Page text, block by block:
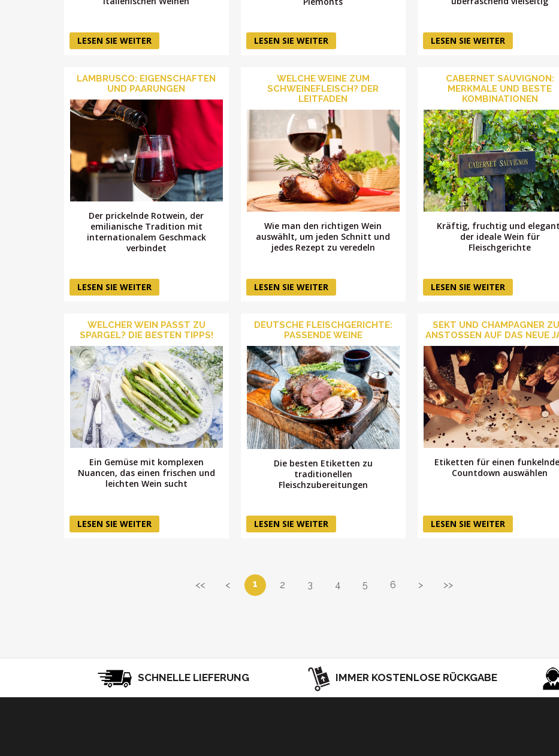
LESEN SIE WEITER LESEN SIE WEITER LESEN SIE WEITER
LAMBRUSCO: EIGENSCHAFTEN
UND PAARUNGEN
Der prickelnde Rotwein, der
emilianische Tradition mit
internationalem Geschmack
verbindet
LESEN SIE WEITER
WELCHE WEINE ZUM
SCHWEINEFLEISCH? DER
LEITFADEN
Wie man den richtigen Wein
auswählt, um jeden Schnitt und
jedes Rezept zu veredeln
LESEN SIE WEITER
CABERNET SAUVIGNON:
MERKMALE UND BESTE
KOMBINATIONEN
Kräftig, fruchtig und
der ideale Wein für
Fleischgerichte
LESEN SIE WEITER
WELCHER WEIN PASST ZU
SPARGEL? DIE BESTEN TIPPS!
Ein Gemüse mit komplexen
Nuancen, das einen frischen und
leichten Wein sucht
LESEN SIE WEITER
DEUTSCHE FLEISCHGERICHTE:
PASSENDE WEINE
Die besten Etiketten zu
traditionellen
Fleischzubereitungen
LESEN SIE WEITER
SEKT UND CHAMPAGNER
ANSTOSSEN AUF DAS NEUE
Etiketten für einen
Countdown auswählen
LESEN SIE WEITER
<< < 1 2 3 4 5 6 > >>
SCHNELLE LIEFERUNG IMMER KOSTENLOSE RÜCKGABE